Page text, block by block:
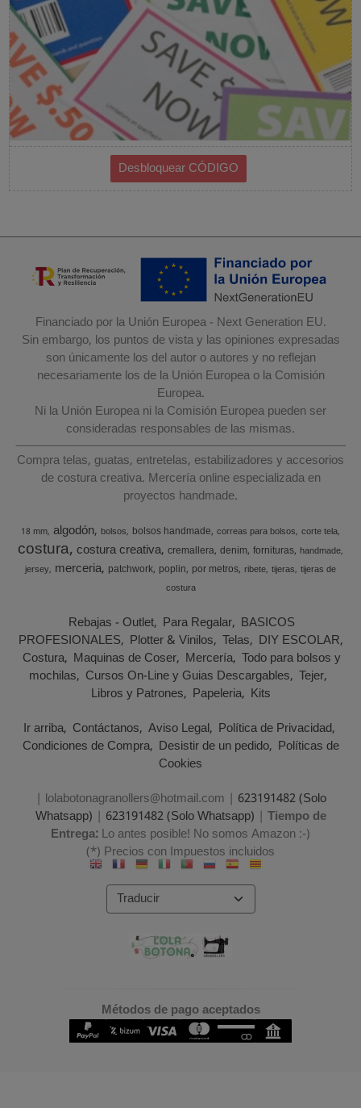
Financiado por la Unión Europea - Next Generation EU.
Sin embargo, los puntos de vista y las opiniones expresadas
son únicamente los del autor o autores y no reflejan
necesariamente los de la Unión Europea o la Comisión
Europea.
Ni la Unión Europea ni la Comisión Europea pueden ser
consideradas responsables de las mismas.
Compra telas, guatas, entretelas, estabilizadores y accesorios
de costura creativa. Mercería online especializada en
proyectos handmade.
18 mm algodón bolsos bolsos handmade correas para bolsos corte tela
costura costura creativa cremallera denim fornituras handmade
jersey merceria patchwork poplin por metros ribete tijeras tijeras de
costura
Rebajas - Outlet Para Regalar BASICOS
PROFESIONALES Plotter & Vinilos Telas DIY ESCOLAR
Costura Maquinas de Coser Mercería Todo para bolsos y
mochilas Cursos On-Line y Guias Descargables Tejer
Libros y Patrones Papeleria Kits
Ir arriba Contáctanos Aviso Legal Política de Privacidad
Condiciones de Compra Desistir de un pedido Políticas de
Cookies
| lolabotonagranollers@hotmail.com | 623191482 (Solo
Whatsapp) | 623191482 (Solo Whatsapp) | Tiempo de
Entrega:Lo antes posible! No somos Amazon :-)
(*) Precios con Impuestos incluidos
Métodos de pago aceptados